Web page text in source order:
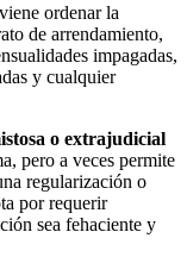
ordenar la
de arrendamiento,
impagadas,
y cualquier
o extrajudicial
pero a veces permite
regularización o
por requerir
sea fehaciente y